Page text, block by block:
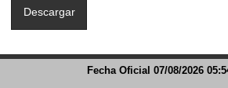
Fecha Oficial 07/08/2026